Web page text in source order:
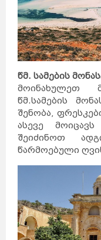
წმ. სამების
მოინახულეთ
წმ.სამების
შენობა,
ასევე
შეიძინოთ
წარმოებული